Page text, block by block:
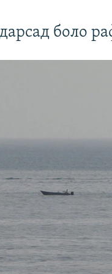
боло